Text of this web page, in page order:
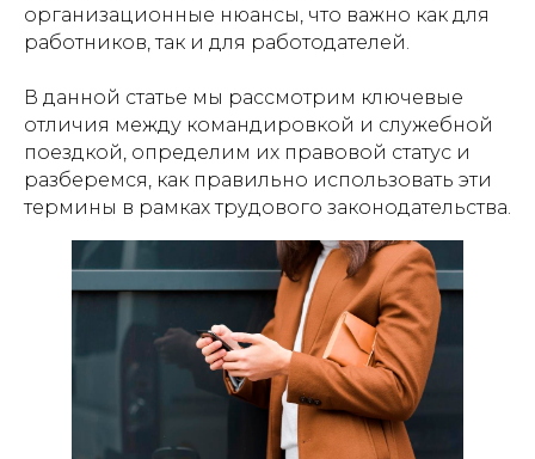
организационные нюансы, что важно как для
работников, так и для работодателей.
В данной статье мы рассмотрим ключевые
отличия между командировкой и служебной
поездкой, определим их правовой статус и
разберемся, как правильно использовать эти
термины в рамках трудового законодательства.